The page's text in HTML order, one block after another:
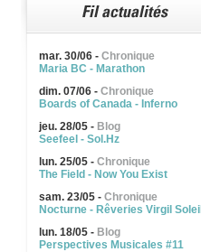
mar. 30/06 - Chronique
Maria BC - Marathon
dim. 07/06 - Chronique
Boards of Canada - Inferno
jeu. 28/05 - Blog
Seefeel - Sol.Hz
lun. 25/05 - Chronique
The Field - Now You Exist
sam. 23/05 - Chronique
Nocturne - Rêveries Virgil Soleil
lun. 18/05 - Blog
Perspectives Musicales #11